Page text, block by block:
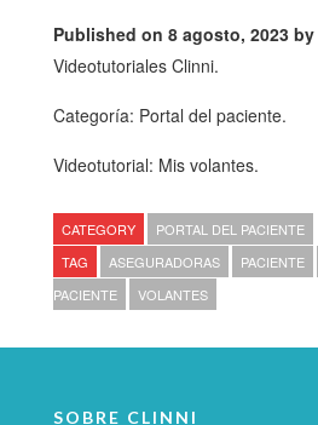
Published on 8 agosto, 2023 by
Videotutoriales Clinni.
Categoría: Portal del paciente.
Videotutorial: Mis volantes.
CATEGORY
PORTAL DEL PACIENTE
TAG
ASEGURADORAS PACIENTE
PACIENTE
VOLANTES
SOBRE CLINNI